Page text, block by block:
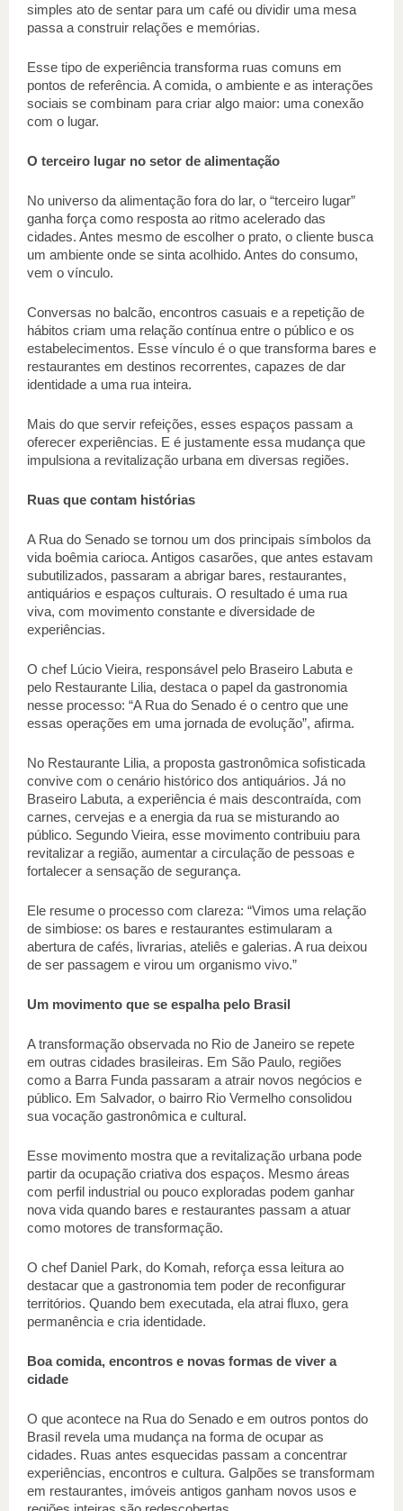
simples ato de sentar para um café ou dividir uma mesa
passa a construir relações e memórias.
Esse tipo de experiência transforma ruas comuns em
pontos de referência. A comida, o ambiente e as interações
sociais se combinam para criar algo maior: uma conexão
com o lugar.
O terceiro lugar no setor de alimentação
No universo da alimentação fora do lar, o “terceiro lugar”
ganha força como resposta ao ritmo acelerado das
cidades. Antes mesmo de escolher o prato, o cliente busca
um ambiente onde se sinta acolhido. Antes do consumo,
vem o vínculo.
Conversas no balcão, encontros casuais e a repetição de
hábitos criam uma relação contínua entre o público e os
estabelecimentos. Esse vínculo é o que transforma bares e
restaurantes em destinos recorrentes, capazes de dar
identidade a uma rua inteira.
Mais do que servir refeições, esses espaços passam a
oferecer experiências. E é justamente essa mudança que
impulsiona a revitalização urbana em diversas regiões.
Ruas que contam histórias
A Rua do Senado se tornou um dos principais símbolos da
vida boêmia carioca. Antigos casarões, que antes estavam
subutilizados, passaram a abrigar bares, restaurantes,
antiquários e espaços culturais. O resultado é uma rua
viva, com movimento constante e diversidade de
experiências.
O chef Lúcio Vieira, responsável pelo Braseiro Labuta e
pelo Restaurante Lilia, destaca o papel da gastronomia
nesse processo: “A Rua do Senado é o centro que une
essas operações em uma jornada de evolução”, afirma.
No Restaurante Lilia, a proposta gastronômica sofisticada
convive com o cenário histórico dos antiquários. Já no
Braseiro Labuta, a experiência é mais descontraída, com
carnes, cervejas e a energia da rua se misturando ao
público. Segundo Vieira, esse movimento contribuiu para
revitalizar a região, aumentar a circulação de pessoas e
fortalecer a sensação de segurança.
Ele resume o processo com clareza: “Vimos uma relação
de simbiose: os bares e restaurantes estimularam a
abertura de cafés, livrarias, ateliês e galerias. A rua deixou
de ser passagem e virou um organismo vivo.”
Um movimento que se espalha pelo Brasil
A transformação observada no Rio de Janeiro se repete
em outras cidades brasileiras. Em São Paulo, regiões
como a Barra Funda passaram a atrair novos negócios e
público. Em Salvador, o bairro Rio Vermelho consolidou
sua vocação gastronômica e cultural.
Esse movimento mostra que a revitalização urbana pode
partir da ocupação criativa dos espaços. Mesmo áreas
com perfil industrial ou pouco exploradas podem ganhar
nova vida quando bares e restaurantes passam a atuar
como motores de transformação.
O chef Daniel Park, do Komah, reforça essa leitura ao
destacar que a gastronomia tem poder de reconfigurar
territórios. Quando bem executada, ela atrai fluxo, gera
permanência e cria identidade.
Boa comida, encontros e novas formas de viver a
cidade
O que acontece na Rua do Senado e em outros pontos do
Brasil revela uma mudança na forma de ocupar as
cidades. Ruas antes esquecidas passam a concentrar
experiências, encontros e cultura. Galpões se transformam
em restaurantes, imóveis antigos ganham novos usos e